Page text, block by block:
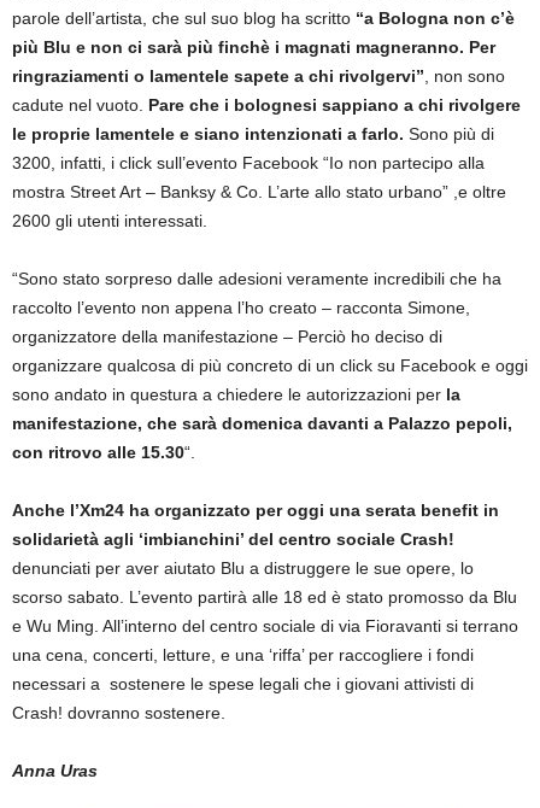
parole dell’artista, che sul suo blog ha scritto “a Bologna non c’è
più Blu e non ci sarà più finchè i magnati magneranno. Per
ringraziamenti o lamentele sapete a chi rivolgervi” , non sono
cadute nel vuoto. Pare che i bolognesi sappiano a chi rivolgere
le proprie lamentele e siano intenzionati a farlo. Sono più di
3200, infatti, i click sull’evento Facebook “Io non partecipo alla
mostra Street Art – Banksy & Co. L’arte allo stato urbano” ,e oltre
2600 gli utenti interessati.
“Sono stato sorpreso dalle adesioni veramente incredibili che ha
raccolto l’evento non appena l’ho creato – racconta Simone,
organizzatore della manifestazione – Perciò ho deciso di
organizzare qualcosa di più concreto di un click su Facebook e oggi
sono andato in questura a chiedere le autorizzazioni per la
manifestazione, che sarà domenica davanti a Palazzo pepoli,
con ritrovo alle 15.30“.
Anche l’Xm24 ha organizzato per oggi una serata benefit in
solidarietà agli ‘imbianchini’ del centro sociale Crash!
denunciati per aver aiutato Blu a distruggere le sue opere, lo
scorso sabato. L’evento partirà alle 18 ed è stato promosso da Blu
e Wu Ming. All’interno del centro sociale di via Fioravanti si terrano
una cena, concerti, letture, e una ‘riffa’ per raccogliere i fondi
necessari a sostenere le spese legali che i giovani attivisti di
Crash! dovranno sostenere.
Anna Uras